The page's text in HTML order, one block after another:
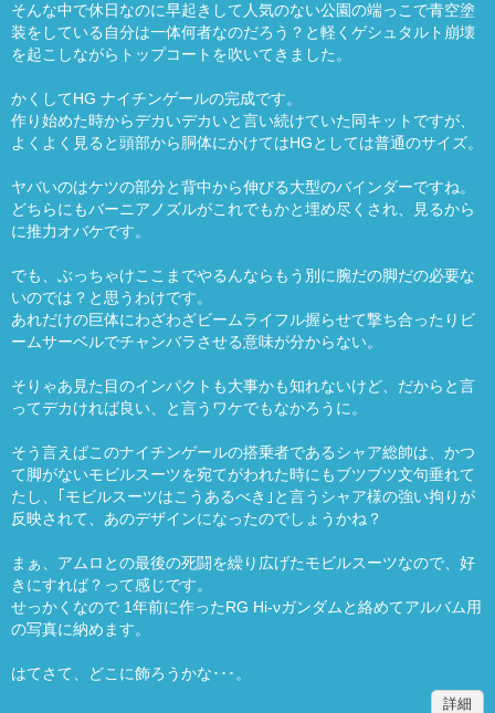
そんな中で休日なのに早起きして人気のない公園の端っこで青空塗
装をしている自分は一体何者なのだろう？と軽くゲシュタルト崩壊
を起こしながらトップコートを吹いてきました。
かくしてHG ナイチンゲールの完成です。
作り始めた時からデカいデカいと言い続けていた同キットですが、
よくよく見ると頭部から胴体にかけてはHGとしては普通のサイズ。
ヤバいのはケツの部分と背中から伸びる大型のバインダーですね。
どちらにもバーニアノズルがこれでもかと埋め尽くされ、見るから
に推力オバケです。
でも、ぶっちゃけここまでやるんならもう別に腕だの脚だの必要な
いのでは？と思うわけです。
あれだけの巨体にわざわざビームライフル握らせて撃ち合ったりビ
ームサーベルでチャンバラさせる意味が分からない。
そりゃあ見た目のインパクトも大事かも知れないけど、だからと言
ってデカければ良い、と言うワケでもなかろうに。
そう言えばこのナイチンゲールの搭乗者であるシャア総帥は、かつ
て脚がないモビルスーツを宛てがわれた時にもブツブツ文句垂れて
たし、｢モビルスーツはこうあるべき｣と言うシャア様の強い拘りが
反映されて、あのデザインになったのでしょうかね？
まぁ、アムロとの最後の死闘を繰り広げたモビルスーツなので、好
きにすれば？って感じです。
せっかくなので 1年前に作ったRG Hi-νガンダムと絡めてアルバム用
の写真に納めます。
はてさて、どこに飾ろうかな･･･。
詳細